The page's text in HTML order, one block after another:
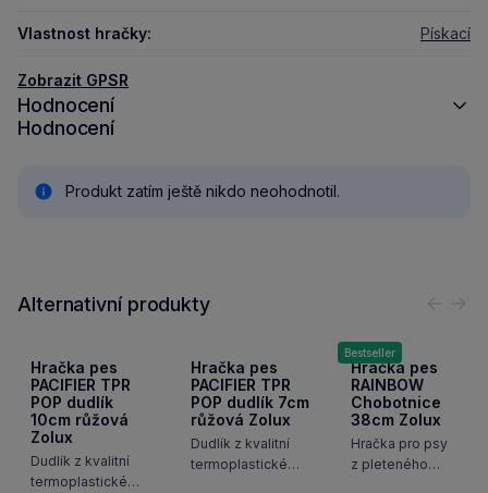
Vlastnost hračky: Pískací
Zobrazit GPSR
Hodnocení
Hodnocení
Produkt zatím ještě nikdo neohodnotil.
Alternativní produkty
Hračka pes
PACIFIER TPR
POP dudlík
10cm růžová
Zolux
Dudlík z kvalitní
termoplastické
Hračka pes
PACIFIER TPR
POP dudlík 7cm
růžová Zolux
Dudlík z kvalitní
termoplastické
Bestseller
Hračka pes
RAINBOW
Chobotnice
38cm Zolux
Hračka pro psy
z pleteného